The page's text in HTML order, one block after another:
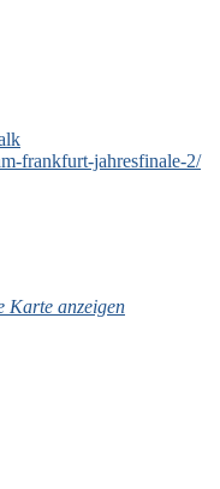
frankfurt-jahresfinale-2/
Karte anzeigen